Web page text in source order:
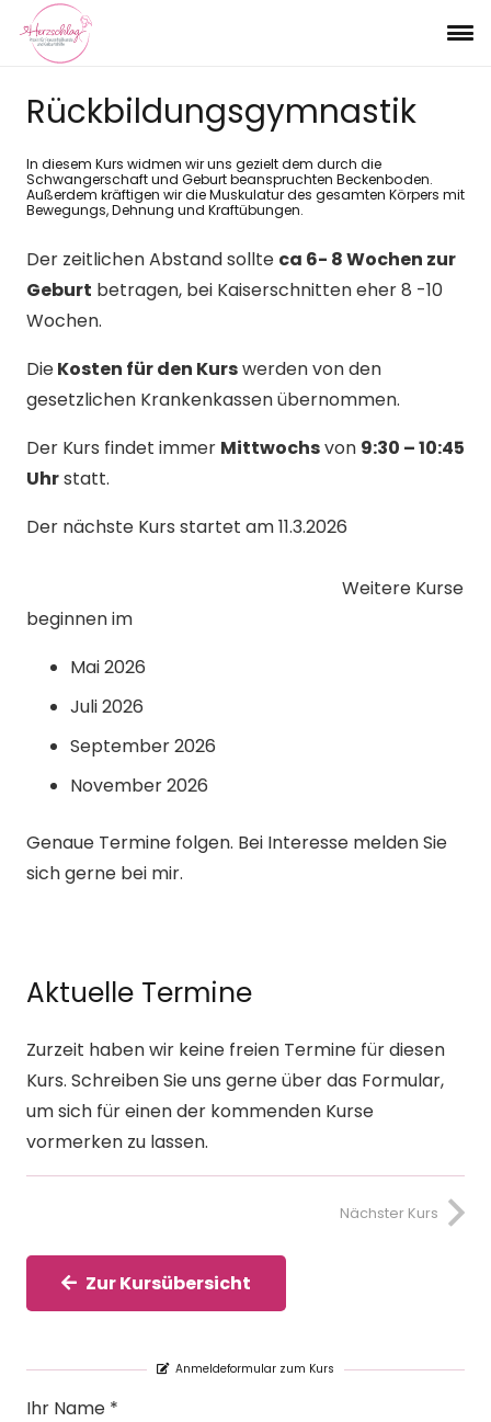
Rückbildungsgymnastik
In diesem Kurs widmen wir uns gezielt dem durch die
Schwangerschaft und Geburt beanspruchten Beckenboden.
Außerdem kräftigen wir die Muskulatur des gesamten Körpers mit
Bewegungs, Dehnung und Kraftübungen.
Der zeitlichen Abstand sollte ca 6- 8 Wochen zur
Geburt betragen, bei Kaiserschnitten eher 8 -10
Wochen.
DieKosten für den Kurswerden von den
gesetzlichen Krankenkassen übernommen.
Der Kurs findet immer Mittwochsvon 9:30 – 10:45
Uhrstatt.
Der nächste Kurs startet am 11.3.2026
Weitere Kurse
beginnen im
Mai 2026
Juli 2026
September 2026
November 2026
Genaue Termine folgen. Bei Interesse melden Sie
sich gerne bei mir.
Aktuelle Termine
Zurzeit haben wir keine freien Termine für diesen
Kurs. Schreiben Sie uns gerne über das Formular,
um sich für einen der kommenden Kurse
vormerken zu lassen.
Nächster Kurs
Zur Kursübersicht
Anmeldeformular zum Kurs
Ihr Name *